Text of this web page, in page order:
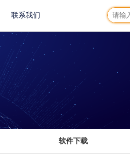
联系我们
软件下载